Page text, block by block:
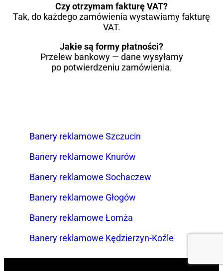
Czy otrzymam fakturę VAT?
Tak, do każdego zamówienia wystawiamy fakturę
VAT.
Jakie są formy płatności?
Przelew bankowy — dane wysyłamy
po potwierdzeniu zamówienia.
Banery reklamowe Szczucin
Banery reklamowe Knurów
Banery reklamowe Sochaczew
Banery reklamowe Głogów
Banery reklamowe Łomża
Banery reklamowe Kędzierzyn-Koźle